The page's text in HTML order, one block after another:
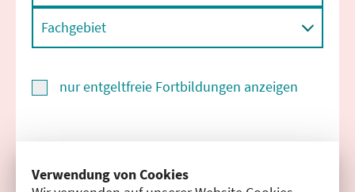
Verwendung von Cookies
Fachgebiet
nur entgeltfreie Fortbildungen anzeigen